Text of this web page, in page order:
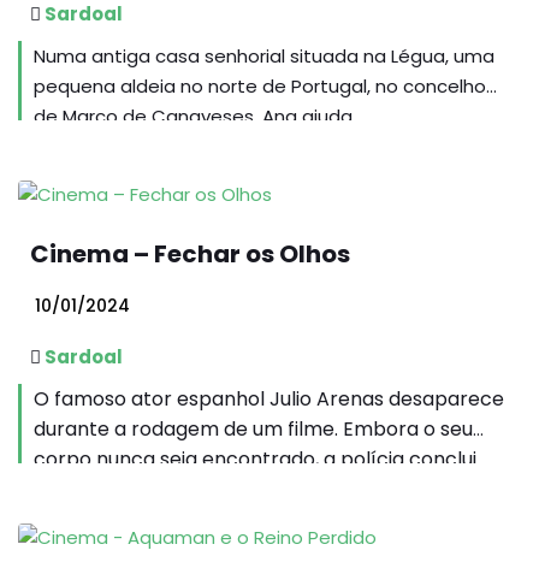
Sardoal
Numa antiga casa senhorial situada na Légua, uma
pequena aldeia no norte de Portugal, no concelho
de Marco de Canaveses, Ana ajuda...
Cinema – Fechar os Olhos
10/01/2024
Sardoal
O famoso ator espanhol Julio Arenas desaparece
durante a rodagem de um filme. Embora o seu
corpo nunca seja encontrado, a polícia conclui